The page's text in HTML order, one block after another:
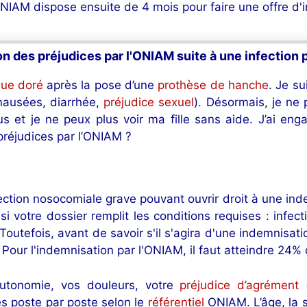
dispose ensuite de 4 mois pour faire une offre
des préjudices par l'ONIAM suite à une infection
doré après la pose d’une prothèse de hanche. Je
diarrhée, préjudice sexuel). Désormais, je ne
et je ne peux plus voir ma fille sans aide. J’ai
par l’ONIAM ?
nosocomiale grave pouvant ouvrir droit à une
votre dossier remplit les conditions requises :
avant de savoir s'il s'agira d'une
l'indemnisation par l'ONIAM, il faut atteindre 24%
vos douleurs, votre préjudice d’agrément
poste par poste selon le référentiel ONIAM. L’âge,